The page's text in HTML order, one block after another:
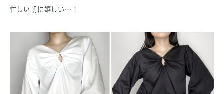
忙しい朝に嬉しい…！